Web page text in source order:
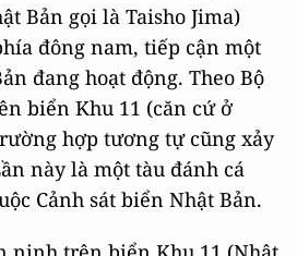
Bản gọi là Taisho Jima)
đông nam, tiếp cận một
đang hoạt động. Theo Bộ
biển Khu 11 (căn cứ ở
hợp tương tự cũng xảy
này là một tàu đánh cá
Cảnh sát biển Nhật Bản.